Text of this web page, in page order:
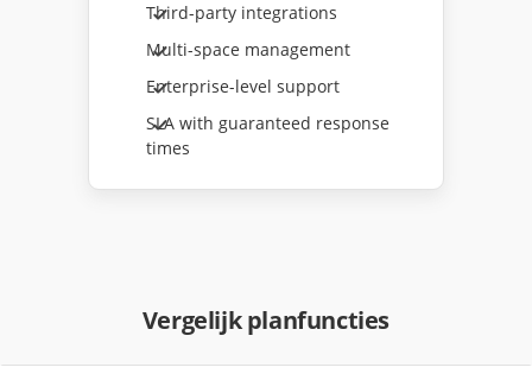
Third-party integrations
Multi-space management
Enterprise-level support
SLA with guaranteed response
times
Vergelijk planfuncties